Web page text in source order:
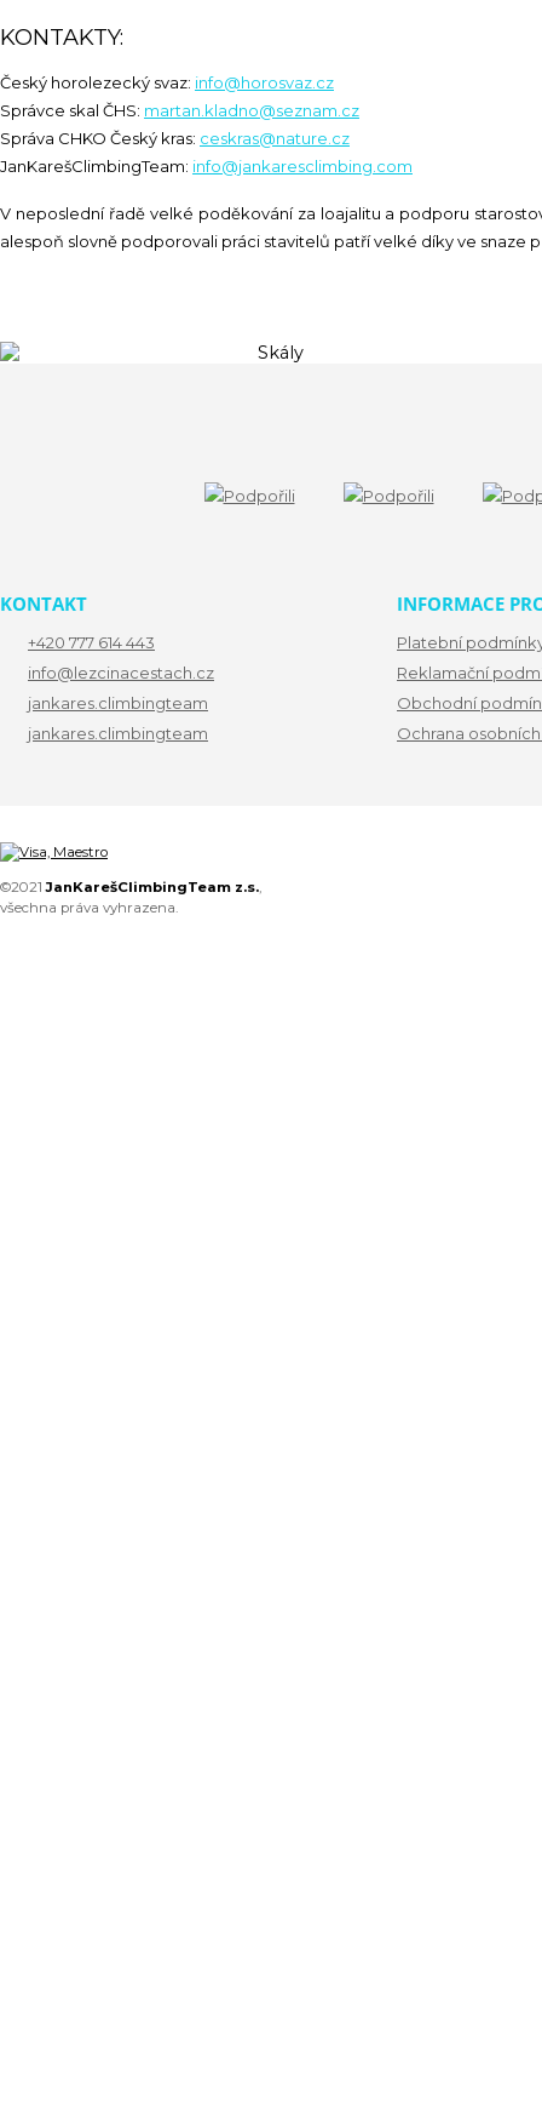
KONTAKTY:
Český horolezecký svaz: info@horosvaz.cz
Správce skal ČHS: martan.kladno@seznam.cz
Správa CHKO Český kras: ceskras@nature.cz
JanKarešClimbingTeam: info@jankaresclimbing.com
V neposlední řadě velké poděkování za loajalitu a podporu
alespoň slovně podporovali práci stavitelů patří velké díky ve
KONTAKT
+420 777 614 443
info@lezcinacestach.cz
jankares.climbingteam
jankares.climbingteam
INFORMACE
Platební
Reklamační
Obchodní
Ochrana
©2021JanKarešClimbingTeam z.s.,
všechna práva vyhrazena.